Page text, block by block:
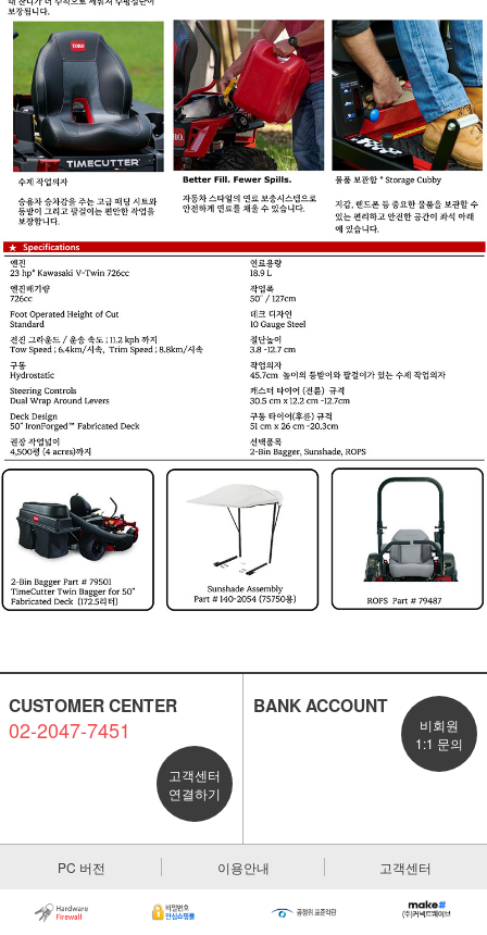
CUSTOMER CENTER
02-2047-7451
고객센터
연결하기
BANK ACCOUNT
비회원
1:1 문의
PC 버전 이용안내 고객센터